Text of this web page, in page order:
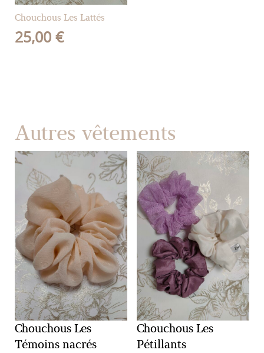
Chouchous Les Lattés
25,00 €
Autres vêtements
Chouchous Les
Témoins nacrés
Chouchous Les
Pétillants